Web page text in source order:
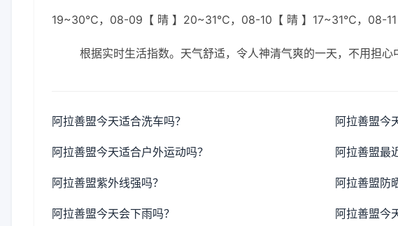
19~30℃，08-09【 晴 】20~31℃，08-10【 晴 】17~31℃，08-11
根据实时生活指数。天气舒适，令人神清气爽的一天，不用担心
阿拉善盟今天适合洗车吗？ 阿拉善盟今
阿拉善盟今天适合户外运动吗？ 阿拉善盟最
阿拉善盟紫外线强吗？ 阿拉善盟防
阿拉善盟今天会下雨吗？ 阿拉善盟今